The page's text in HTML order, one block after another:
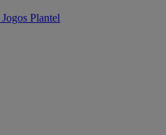
Jogos Plantel